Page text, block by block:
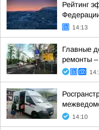
Рейтинг
14:13
Главные
ремонты –
14:10